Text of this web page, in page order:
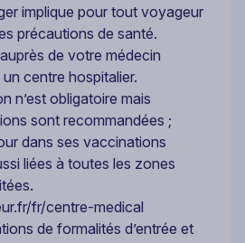
implique pour tout voyageur
précautions de santé.
de votre médecin
centre hospitalier.
n’est obligatoire mais
sont recommandées ;
dans ses vaccinations
liées à toutes les zones
fr/centre-medical
de formalités d’entrée et